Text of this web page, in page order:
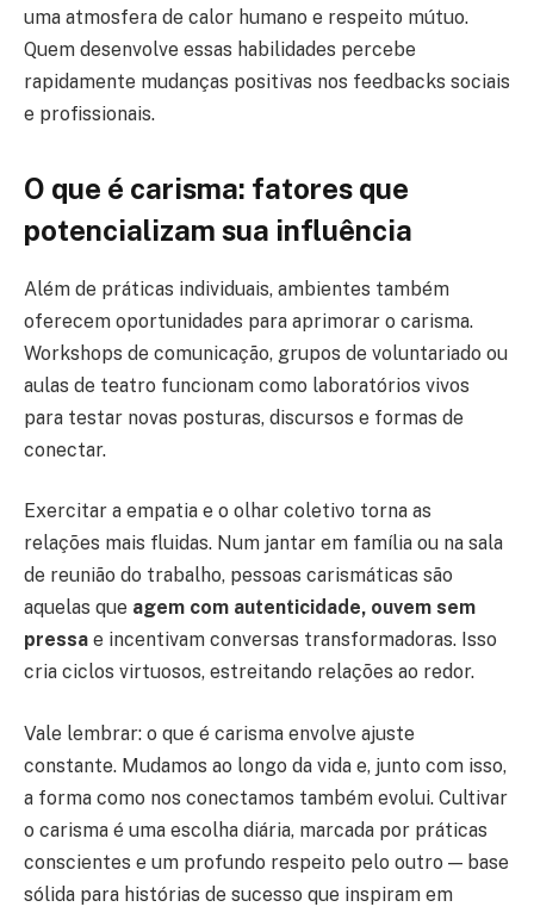
uma atmosfera de calor humano e respeito mútuo.
Quem desenvolve essas habilidades percebe
rapidamente mudanças positivas nos feedbacks sociais
e profissionais.
O que é carisma: fatores que
potencializam sua influência
Além de práticas individuais, ambientes também
oferecem oportunidades para aprimorar o carisma.
Workshops de comunicação, grupos de voluntariado ou
aulas de teatro funcionam como laboratórios vivos
para testar novas posturas, discursos e formas de
conectar.
Exercitar a empatia e o olhar coletivo torna as
relações mais fluidas. Num jantar em família ou na sala
de reunião do trabalho, pessoas carismáticas são
aquelas que agem com autenticidade, ouvem sem
pressa e incentivam conversas transformadoras. Isso
cria ciclos virtuosos, estreitando relações ao redor.
Vale lembrar: o que é carisma envolve ajuste
constante. Mudamos ao longo da vida e, junto com isso,
a forma como nos conectamos também evolui. Cultivar
o carisma é uma escolha diária, marcada por práticas
conscientes e um profundo respeito pelo outro — base
sólida para histórias de sucesso que inspiram em